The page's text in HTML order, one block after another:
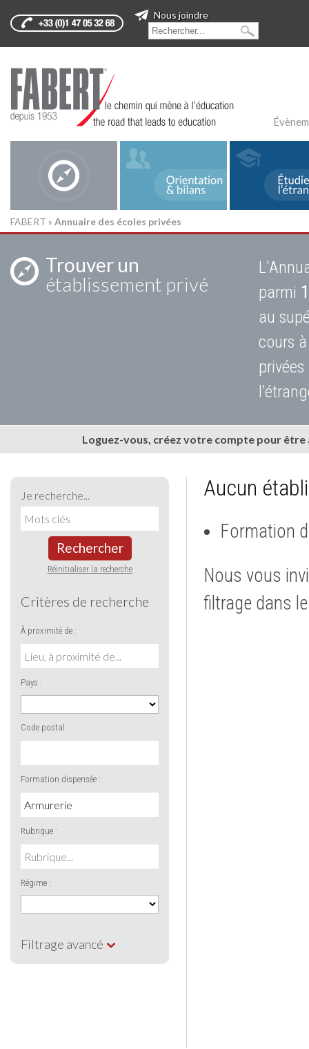
Nous joindre
FABERT » Annuaire des écoles privées
Trouver un
établissement privé
parmi
au
cours
Loguez-vous, créez votre compte pour
Je recherche...
Rechercher
Réinitialiser la recherche
Critères de recherche
À proximité de :
Pays :
Code postal :
Formation dispensée :
Rubrique :
Régime :
Filtrage avancé
Aucun
Formation
Nous vous
filtrage dans